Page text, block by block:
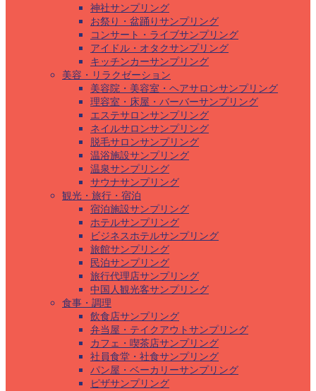
神社サンプリング
お祭り・盆踊りサンプリング
コンサート・ライブサンプリング
アイドル・オタクサンプリング
キッチンカーサンプリング
美容・リラクゼーション
美容院・美容室・ヘアサロンサンプリング
理容室・床屋・バーバーサンプリング
エステサロンサンプリング
ネイルサロンサンプリング
脱毛サロンサンプリング
温浴施設サンプリング
温泉サンプリング
サウナサンプリング
観光・旅行・宿泊
宿泊施設サンプリング
ホテルサンプリング
ビジネスホテルサンプリング
旅館サンプリング
民泊サンプリング
旅行代理店サンプリング
中国人観光客サンプリング
食事・調理
飲食店サンプリング
弁当屋・テイクアウトサンプリング
カフェ・喫茶店サンプリング
社員食堂・社食サンプリング
パン屋・ベーカリーサンプリング
ピザサンプリング